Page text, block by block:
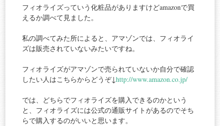
フィオライズっていう化粧品がありますけどamazonで買
えるか調べて見ました。
私の調べてみた所によると、アマゾンでは、フィオライ
ズは販売されていないみたいですね。
フィオライズがアマゾンで売られていないか自分で確認
したい人はこちらからどうぞ↓http://www.amazon.co.jp/
では、どちらでフィオライズを購入できるのかという
と、フィオライズには公式の通販サイトがあるのでそち
らで購入するのがいいと思います。